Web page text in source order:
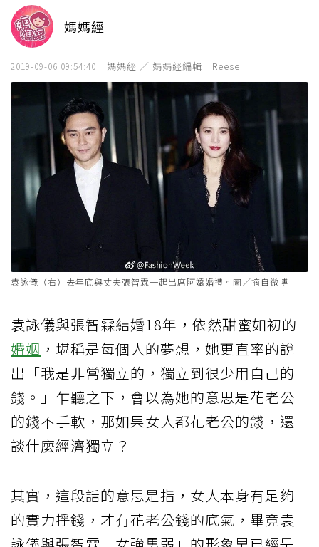
媽媽經
2019-09-06 09:54:40 媽媽經 ／ 媽媽經編輯 Reese
袁詠儀（右）去年底與丈夫張智霖一起出席阿嬌婚禮。圖／摘自微博
袁詠儀與張智霖結婚18年，依然甜蜜如初的
婚姻 ，堪稱是每個人的夢想，她更直率的說
出「我是非常獨立的，獨立到很少用自己的
錢。」乍聽之下，會以為她的意思是花老公
的錢不手軟，那如果女人都花老公的錢，還
談什麼經濟獨立？
其實，這段話的意思是指，女人本身有足夠
的實力掙錢，才有花老公錢的底氣，畢竟袁